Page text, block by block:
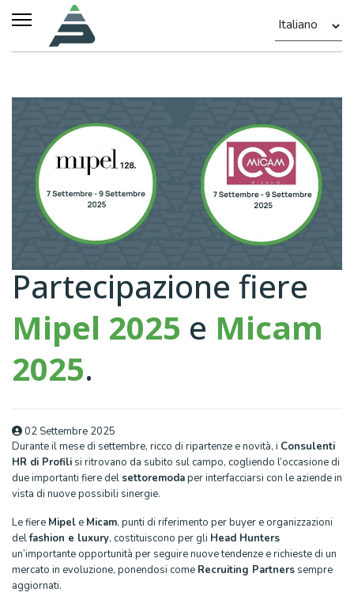
Partecipazione fiere
Mipel 2025 e Micam
2025.
02 Settembre 2025
Durante il mese di settembre, ricco di ripartenze e novità, i Consulenti
HR di Profili si ritrovano da subito sul campo, cogliendo l’occasione di
due importanti fiere del settoremodaper interfacciarsi con le aziende in
vista di nuove possibili sinergie.
Le fiere Mipel e Micam, punti di riferimento per buyer e organizzazioni
delfashion e luxury, costituiscono per gli Head Hunters
un’importante opportunità per seguire nuove tendenze e richieste di un
mercato in evoluzione, ponendosi come Recruiting Partners sempre
aggiornati.